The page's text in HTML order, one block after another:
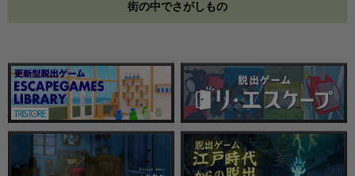
街の中でさがしもの